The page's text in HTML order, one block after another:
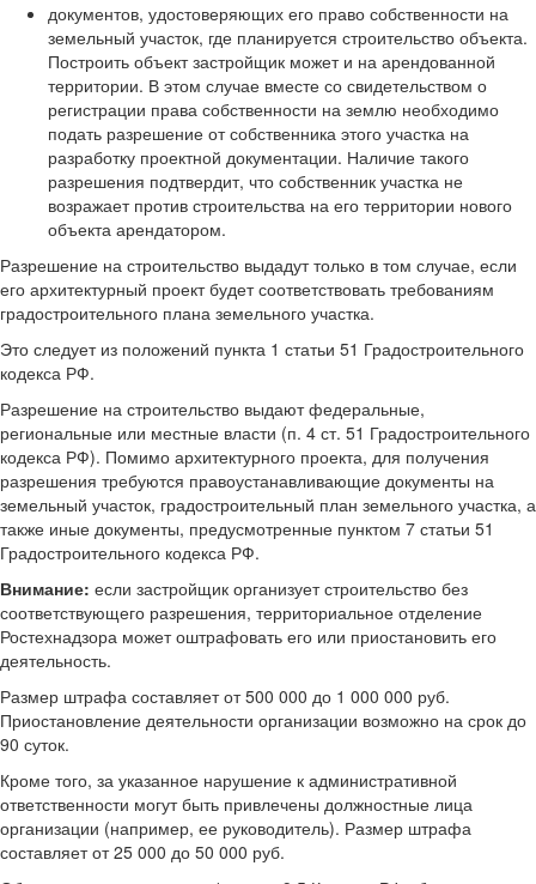
документов, удостоверяющих его право собственности на
земельный участок, где планируется строительство объекта.
Построить объект застройщик может и на арендованной
территории. В этом случае вместе со свидетельством о
регистрации права собственности на землю необходимо
подать разрешение от собственника этого участка на
разработку проектной документации. Наличие такого
разрешения подтвердит, что собственник участка не
возражает против строительства на его территории нового
объекта арендатором.
Разрешение на строительство выдадут только в том случае, если
его архитектурный проект будет соответствовать требованиям
градостроительного плана земельного участка.
Это следует из положений пункта 1 статьи 51 Градостроительного
кодекса РФ.
Разрешение на строительство выдают федеральные,
региональные или местные власти (п. 4 ст. 51 Градостроительного
кодекса РФ). Помимо архитектурного проекта, для получения
разрешения требуются правоустанавливающие документы на
земельный участок, градостроительный план земельного участка, а
также иные документы, предусмотренные пунктом 7 статьи 51
Градостроительного кодекса РФ.
Внимание: если застройщик организует строительство без
соответствующего разрешения, территориальное отделение
Ростехнадзора может оштрафовать его или приостановить его
деятельность.
Размер штрафа составляет от 500 000 до 1 000 000 руб.
Приостановление деятельности организации возможно на срок до
90 суток.
Кроме того, за указанное нарушение к административной
ответственности могут быть привлечены должностные лица
организации (например, ее руководитель). Размер штрафа
составляет от 25 000 до 50 000 руб.